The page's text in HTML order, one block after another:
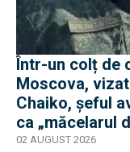
Într-un colț de
Moscova,
Chaiko, șeful
ca „măcelarul
supraviețuit
02 AUGUST 2026